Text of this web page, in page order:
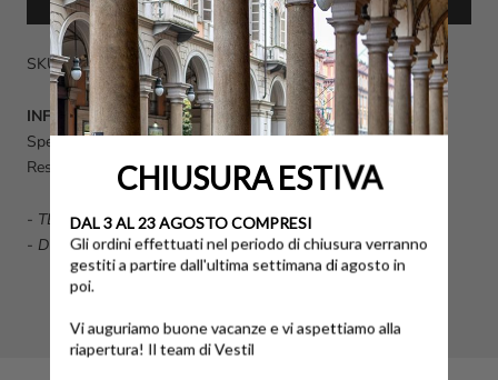
SKU: HXW5640DN61N4O0SU9-35½
INFO UTILI
Spese di spedizione calcolate al momento dell'acquisto.
Reso disponibile fino a 14 giorni dalla data di consegna.
- TERMINI E CONDIZIONI GENERALI DI VENDITA
- DOMANDE FREQUENTI FAQ
CHIUSURA ESTIVA
DAL 3 AL 23 AGOSTO COMPRESI
Gli ordini effettuati nel periodo di chiusura verranno
gestiti a partire dall'ultima settimana di agosto in
poi.
Vi auguriamo buone vacanze e vi aspettiamo alla
riapertura! Il team di Vestil